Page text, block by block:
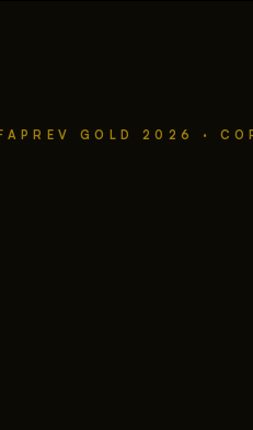
FAPREV GOLD 2026 ·